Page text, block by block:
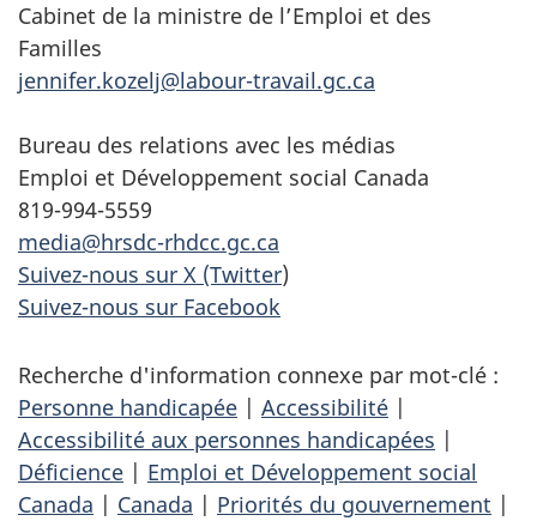
Cabinet de la ministre de l’Emploi et des
Familles
jennifer.kozelj@labour-travail.gc.ca
Bureau des relations avec les médias
Emploi et Développement social Canada
819-994-5559
media@hrsdc-rhdcc.gc.ca
Suivez-nous sur X (Twitter)
Suivez-nous sur Facebook
Recherche d'information connexe par mot-clé :
Personne handicapée | Accessibilité |
Accessibilité aux personnes handicapées |
Déficience | Emploi et Développement social
Canada | Canada | Priorités du gouvernement |